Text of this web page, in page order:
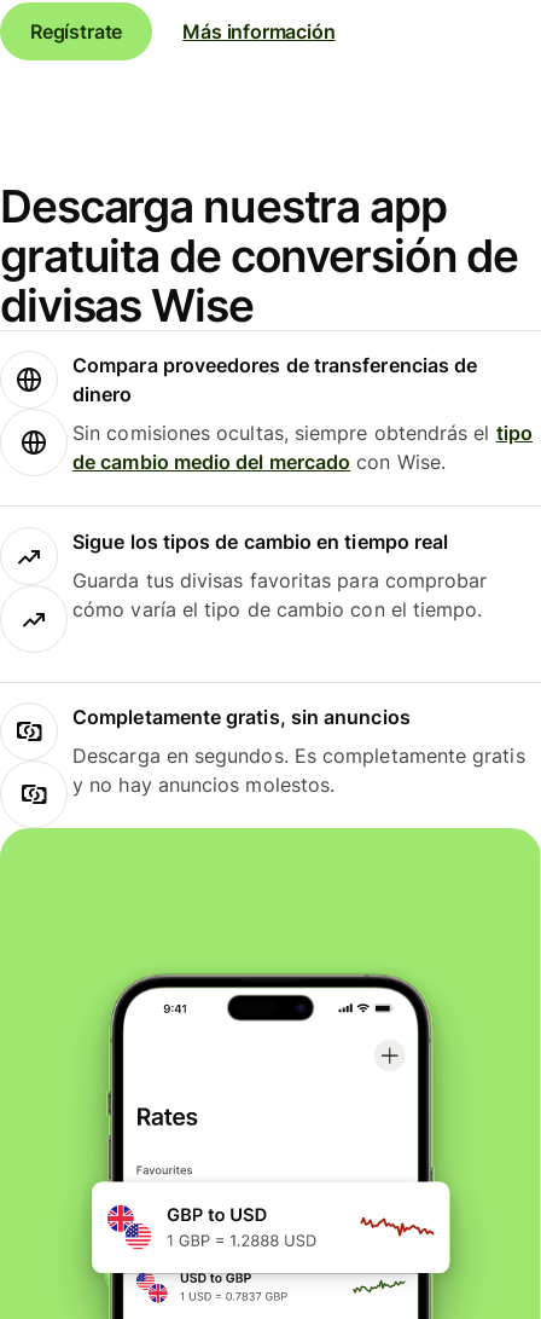
Regístrate Más información
Descarga nuestra app
gratuita de conversión de
divisas Wise
Compara proveedores de transferencias de
dinero
Sin comisiones ocultas, siempre obtendrás el tipo
de cambio medio del mercado con Wise.
Sigue los tipos de cambio en tiempo real
Guarda tus divisas favoritas para comprobar
cómo varía el tipo de cambio con el tiempo.
Completamente gratis, sin anuncios
Descarga en segundos. Es completamente gratis
y no hay anuncios molestos.